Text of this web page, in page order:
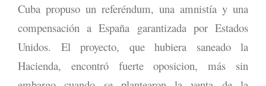
Cuba propuso un referéndum, una amnistía y una
compensación a España garantizada por Estados
Unidos. El proyecto, que hubiera saneado la
Hacienda, encontró fuerte oposicion, más sin